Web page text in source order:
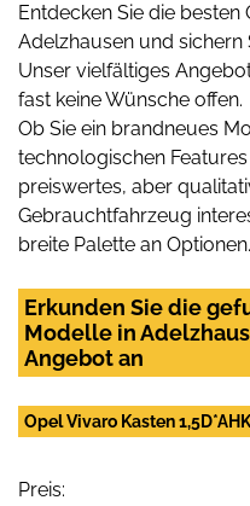
Entdecken Sie die
Adelzhausen und sichern
Unser vielfältiges
fast keine Wünsche offen.
Ob Sie ein brandneues
technologischen
preiswertes, aber
Gebrauchtfahrzeug
breite Palette an Optionen.
Erkunden Sie die
Modelle in
Angebot an
Opel Vivaro Kasten
Preis: